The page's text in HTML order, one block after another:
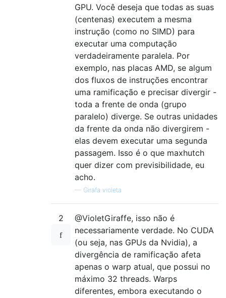
GPU. Você deseja que todas as suas
(centenas) executem a mesma
instrução (como no SIMD) para
executar uma computação
verdadeiramente paralela. Por
exemplo, nas placas AMD, se algum
dos fluxos de instruções encontrar
uma ramificação e precisar divergir -
toda a frente de onda (grupo
paralelo) diverge. Se outras unidades
da frente da onda não divergirem -
elas devem executar uma segunda
passagem. Isso é o que maxhutch
quer dizer com previsibilidade, eu
acho.
— Girafa violeta
2
@VioletGiraffe, isso não é
necessariamente verdade. No CUDA
(ou seja, nas GPUs da Nvidia), a
divergência de ramificação afeta
apenas o warp atual, que possui no
máximo 32 threads. Warps
diferentes, embora executando o